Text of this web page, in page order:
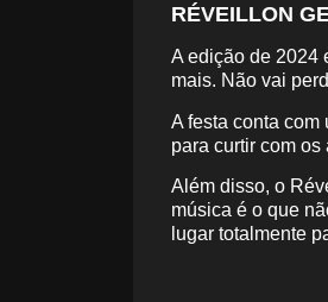
RÉVEILLON
A edição de 2024
mais. Não vai
A festa conta com
para curtir com
Além disso, o
música é o que
lugar totalmente